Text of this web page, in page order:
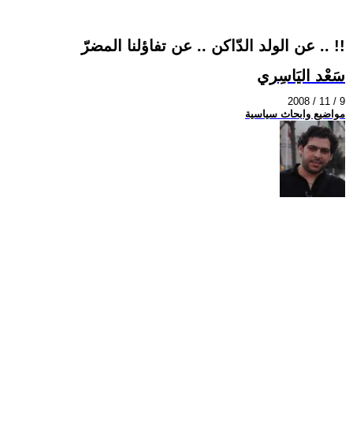
عن الولد الدّاكن .. عن تفاؤلنا المضرّ .. !!
سَعْد اليَاسِري
2008 / 11 / 9
مواضيع وابحاث سياسية